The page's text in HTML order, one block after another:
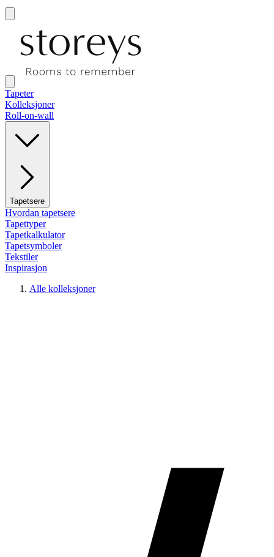
Tapeter
Kolleksjoner
Roll-on-wall
Tapetsere
Hvordan tapetsere
Tapettyper
Tapetkalkulator
Tapetsymboler
Tekstiler
Inspirasjon
Alle kolleksjoner